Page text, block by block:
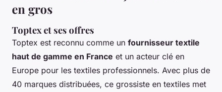
en gros
Toptex et ses offres
Toptex est reconnu comme un fournisseur textile
haut de gamme en France et un acteur clé en
Europe pour les textiles professionnels. Avec plus de
40 marques distribuées, ce grossiste en textiles met